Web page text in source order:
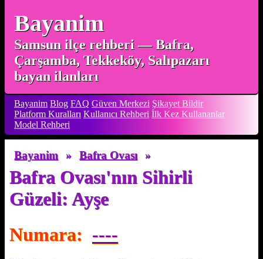
Bayanim
Samsun ilçe rehberi — Bafra,
Çarşamba, Tekkeköy, Salıpazarı
bayan ilanları
Bayanim Blog FAQ Güven Merkezi Şikayet Bildir
Platform Kuralları Kullanıcı Rehberi İlk Kez Kullananlar
Model Rehberi
Bayanim » Bafra Ovası »
Bafra Ovası'nın Sihirli
Güzeli: Ayşe
Numara: ----